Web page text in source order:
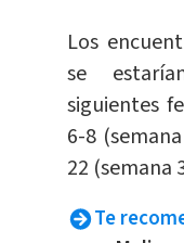
Los
se
siguientes
6-8
22 (semana
Te